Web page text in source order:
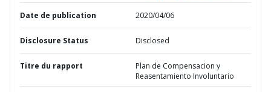
Date de publication 2020/04/06
Disclosure Status Disclosed
Titre du rapport
Plan de Compensacion y
Reasentamiento Involuntario